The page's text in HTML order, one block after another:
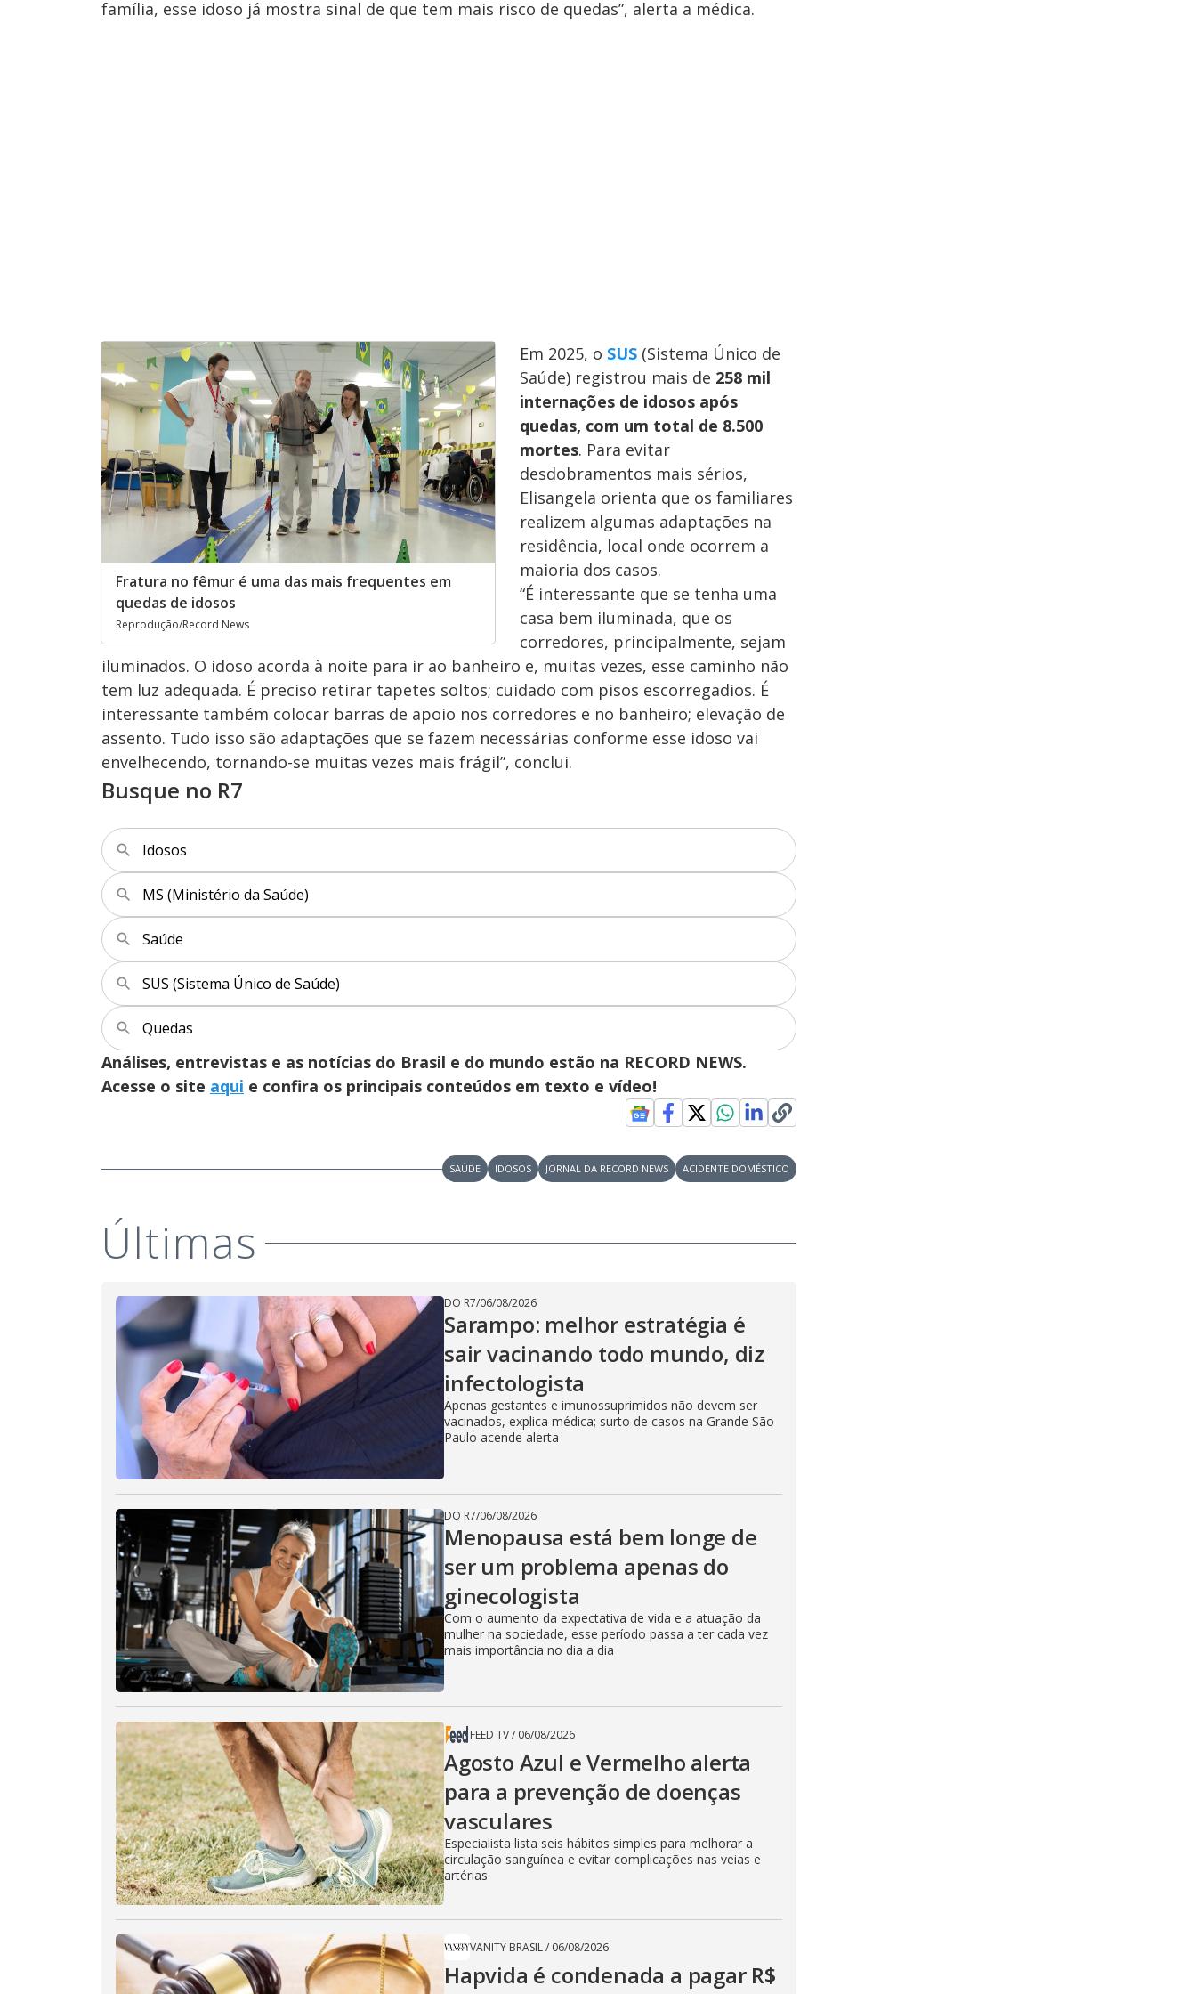
y
e
o
u
d
família, esse idoso já mostra sinal de que tem mais risco de quedas”, alerta a médica.
Fratura no fêmur é uma das mais frequentes em
quedas de idosos
Reprodução/Record News
Em 2025, o SUS (Sistema Único de
Saúde) registrou mais de 258 mil
internações de idosos após
quedas, com um total de 8.500
mortes. Para evitar
desdobramentos mais sérios,
Elisangela orienta que os familiares
realizem algumas adaptações na
residência, local onde ocorrem a
maioria dos casos.
“É interessante que se tenha uma
casa bem iluminada, que os
corredores, principalmente, sejam
iluminados. O idoso acorda à noite para ir ao banheiro e, muitas vezes, esse caminho não
tem luz adequada. É preciso retirar tapetes soltos; cuidado com pisos escorregadios. É
interessante também colocar barras de apoio nos corredores e no banheiro; elevação de
assento. Tudo isso são adaptações que se fazem necessárias conforme esse idoso vai
envelhecendo, tornando-se muitas vezes mais frágil”, conclui.
Busque no R7
Idosos
MS (Ministério da Saúde)
Saúde
SUS (Sistema Único de Saúde)
Quedas
Análises, entrevistas e as notícias do Brasil e do mundo estão na RECORD NEWS.
Acesse o site aqui e confira os principais conteúdos em texto e vídeo!
SAÚDE IDOSOS JORNAL DA RECORD NEWS ACIDENTE DOMÉSTICO
Últimas
DO R7/06/08/2026
Sarampo: melhor estratégia é
sair vacinando todo mundo, diz
infectologista
Apenas gestantes e imunossuprimidos não devem ser
vacinados, explica médica; surto de casos na Grande São
Paulo acende alerta
DO R7/06/08/2026
Menopausa está bem longe de
ser um problema apenas do
ginecologista
Com o aumento da expectativa de vida e a atuação da
mulher na sociedade, esse período passa a ter cada vez
mais importância no dia a dia
FEED TV/ 06/08/2026
Agosto Azul e Vermelho alerta
para a prevenção de doenças
vasculares
Especialista lista seis hábitos simples para melhorar a
circulação sanguínea e evitar complicações nas veias e
artérias
VANITY BRASIL/ 06/08/2026
Hapvida é condenada a pagar R$